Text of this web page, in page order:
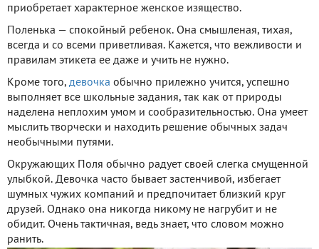
приобретает характерное женское изящество.
Поленька — спокойный ребенок. Она смышленая, тихая,
всегда и со всеми приветливая. Кажется, что вежливости и
правилам этикета ее даже и учить не нужно.
Кроме того, девочка обычно прилежно учится, успешно
выполняет все школьные задания, так как от природы
наделена неплохим умом и сообразительностью. Она умеет
мыслить творчески и находить решение обычных задач
необычными путями.
Окружающих Поля обычно радует своей слегка смущенной
улыбкой. Девочка часто бывает застенчивой, избегает
шумных чужих компаний и предпочитает близкий круг
друзей. Однако она никогда никому не нагрубит и не
обидит. Очень тактичная, ведь знает, что словом можно
ранить.